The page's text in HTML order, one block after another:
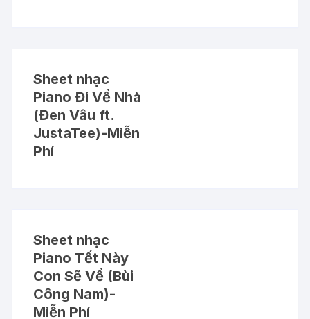
Sheet nhạc
Piano Đi Về Nhà
(Đen Vâu ft.
JustaTee)-Miễn
Phí
Sheet nhạc
Piano Tết Này
Con Sẽ Về (Bùi
Công Nam)-
Miễn Phí